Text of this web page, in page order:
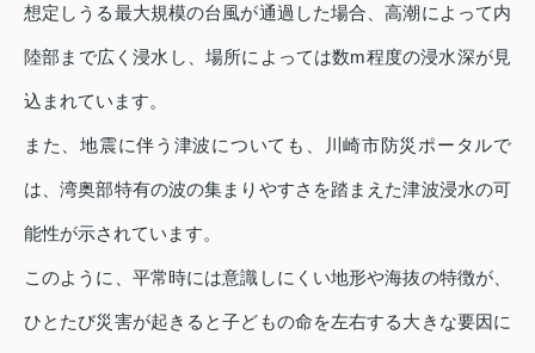
想定しうる最大規模の台風が通過した場合、高潮によって内
陸部まで広く浸水し、場所によっては数m程度の浸水深が見
込まれています。
また、地震に伴う津波についても、川崎市防災ポータルで
は、湾奥部特有の波の集まりやすさを踏まえた津波浸水の可
能性が示されています。
このように、平常時には意識しにくい地形や海抜の特徴が、
ひとたび災害が起きると子どもの命を左右する大きな要因に